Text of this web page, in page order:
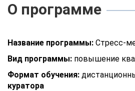
О программе
Название программы: Стресс-
Вид программы: повышение
Формат обучения:
куратора